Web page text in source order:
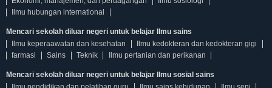
Ilmu hubungan international
Mencari sekolah diluar negeri untuk belajar Ilmu sains
Ilmu keperaawatan dan kesehatan
Ilmu kedokteran dan kedokteran gigi
farmasi
Sains Teknik Ilmu pertanian dan perikanan
Mencari sekolah diluar negeri untuk belajar Ilmu sosial sains